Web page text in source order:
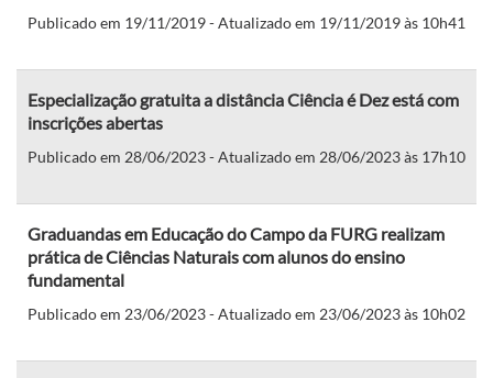
Publicado em 19/11/2019 - Atualizado em 19/11/2019 às 10h41
Especialização gratuita a distância Ciência é Dez está com
inscrições abertas
Publicado em 28/06/2023 - Atualizado em 28/06/2023 às 17h10
Graduandas em Educação do Campo da FURG realizam
prática de Ciências Naturais com alunos do ensino
fundamental
Publicado em 23/06/2023 - Atualizado em 23/06/2023 às 10h02